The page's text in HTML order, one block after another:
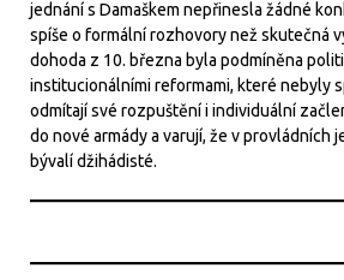
jednání s Damaškem nepřinesla žádné
spíše o formální rozhovory než skutečná
dohoda z 10. března byla podmíněna
institucionálními reformami, které nebyly
odmítají své rozpuštění i individuální
do nové armády a varují, že v provládních
bývalí džihádisté.